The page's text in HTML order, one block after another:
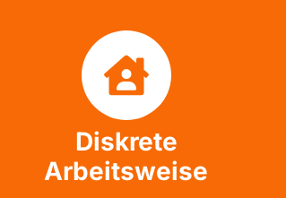
Diskrete
Arbeitsweise